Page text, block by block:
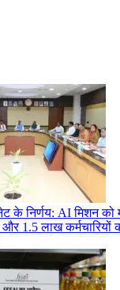
के निर्णय: AI मिशन को
और 1.5 लाख कर्मचारियों